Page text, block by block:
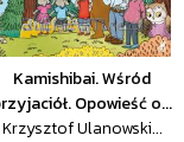
Kamishibai. Wśród
Opowieść o...
Krzysztof Ulanowski...